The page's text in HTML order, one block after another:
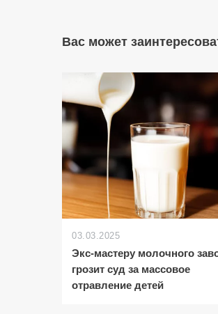
Вас может
03.03.2025
Экс-мастеру молочного
грозит суд за массовое
отравление детей